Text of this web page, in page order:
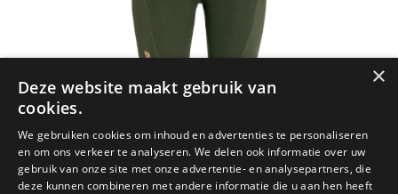
×
Deze website maakt gebruik van
cookies.
We gebruiken cookies om inhoud en advertenties te personaliseren
en om ons verkeer te analyseren. We delen ook informatie over uw
gebruik van onze site met onze advertentie- en analysepartners, die
deze kunnen combineren met andere informatie die u aan hen heeft